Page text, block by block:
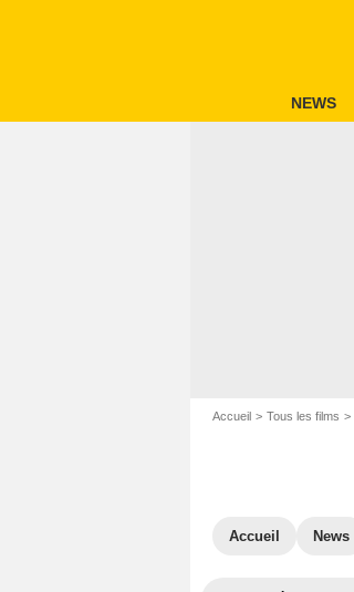
NEWS
Accueil Tous les films
Accueil News